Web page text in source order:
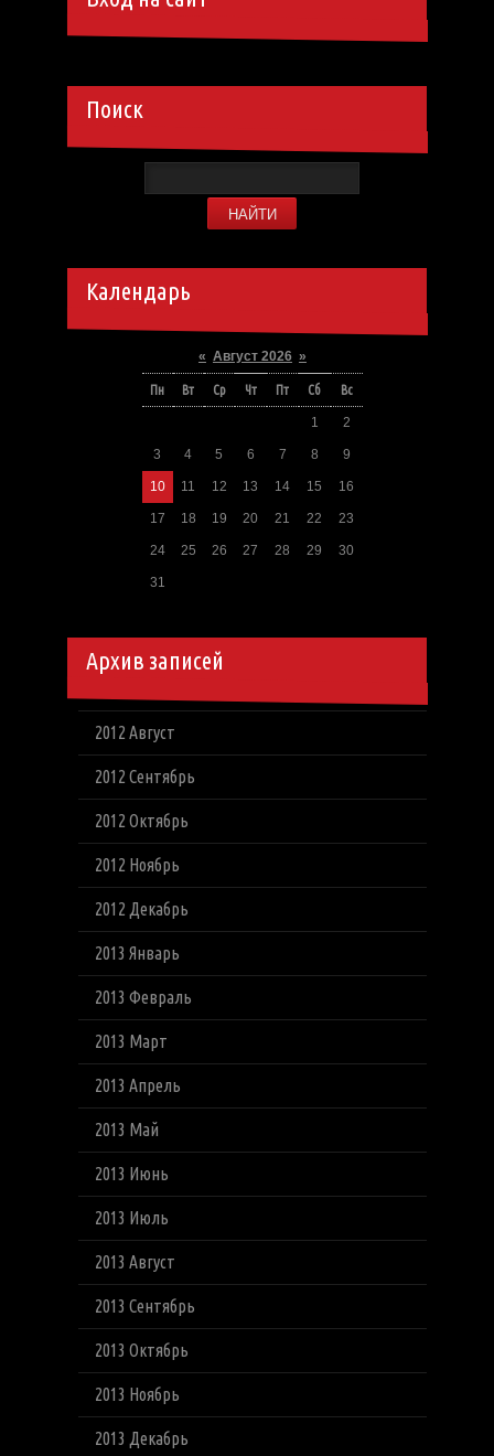
Поиск
Календарь
« Август 2026 »
Пн Вт Ср Чт Пт Сб Вс
1 2
3 4 5 6 7 8 9
10 11 12 13 14 15 16
17 18 19 20 21 22 23
24 25 26 27 28 29 30
31
Архив записей
2012 Август
2012 Сентябрь
2012 Октябрь
2012 Ноябрь
2012 Декабрь
2013 Январь
2013 Февраль
2013 Март
2013 Апрель
2013 Май
2013 Июнь
2013 Июль
2013 Август
2013 Сентябрь
2013 Октябрь
2013 Ноябрь
2013 Декабрь